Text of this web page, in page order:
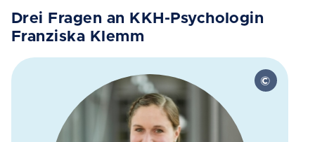
Drei Fragen an KKH-Psychologin
Franziska Klemm